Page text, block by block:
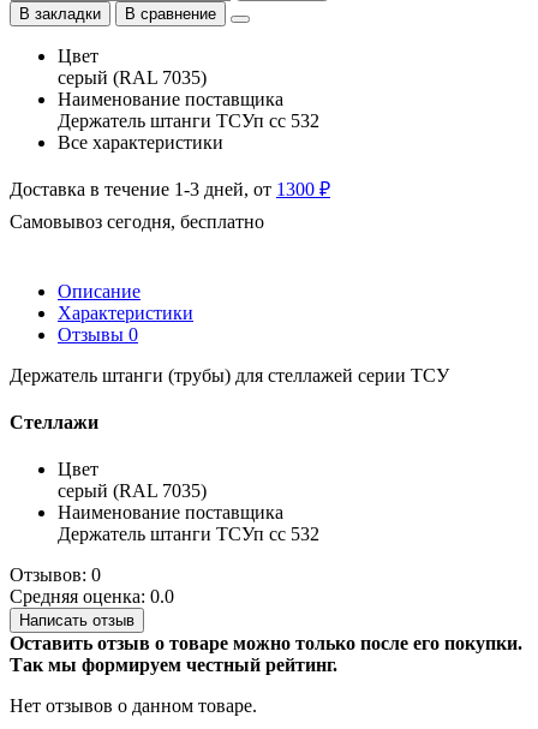
В закладки
В сравнение
Цвет
серый (RAL 7035)
Наименование поставщика
Держатель штанги ТСУп сс 532
Все характеристики
Доставка в течение 1-3 дней, от 1300 ₽
Самовывоз сегодня, бесплатно
Описание
Характеристики
Отзывы 0
Держатель штанги (трубы) для стеллажей серии ТСУ
Стеллажи
Цвет
серый (RAL 7035)
Наименование поставщика
Держатель штанги ТСУп сс 532
Отзывов: 0
Средняя оценка: 0.0
Написать отзыв
Оставить отзыв о товаре можно только после его покупки.
Так мы формируем честный рейтинг.
Нет отзывов о данном товаре.